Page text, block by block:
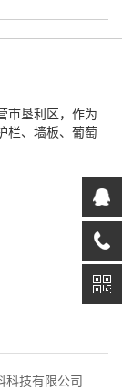
市垦利区，作为
栏、墙板、葡萄
科技有限公司